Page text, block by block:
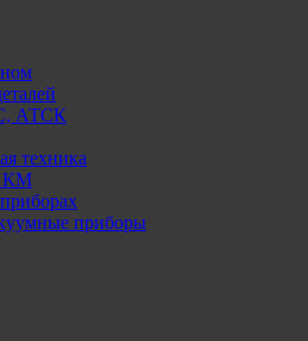
АТСК
техника
КМ
приборы